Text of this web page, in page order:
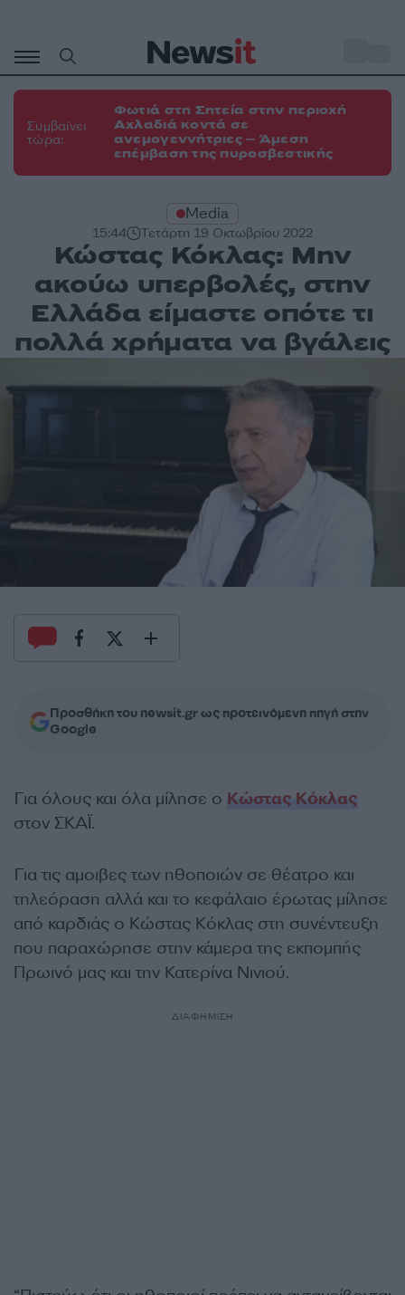
περιεχόμενο
Συμβαίνει
τώρα:
Φωτιά στη Σητεία στην περιοχή
Αχλαδιά κοντά σε
ανεμογεννήτριες – Άμεση
επέμβαση της πυροσβεστικής
Media
15:44 Τετάρτη 19 Οκτωβρίου 2022
Κώστας Κόκλας: Μην
ακούω υπερβολές, στην
Ελλάδα είμαστε οπότε τι
πολλά χρήματα να βγάλεις
Προσθήκη του newsit.gr ως προτεινόμενη πηγή στην
Google
Για όλους και όλα μίλησε ο Κώστας Κόκλας
στον ΣΚΑΪ.
Για τις αμοιβες των ηθοποιών σε θέατρο και
τηλεόραση αλλά και το κεφάλαιο έρωτας μίλησε
από καρδιάς ο Κώστας Κόκλας στη συνέντευξη
που παραχώρησε στην κάμερα της εκπομπής
Πρωινό μας και την Κατερίνα Νινιού.
ΔΙΑΦΗΜΙΣΗ